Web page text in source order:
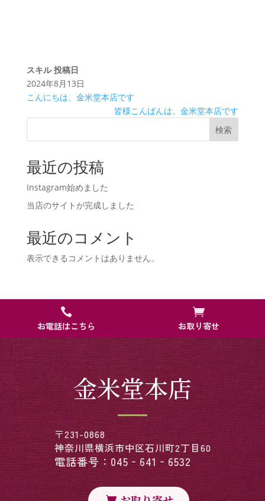
スキル 投稿日
2024年8月13日
こんにちは、金米堂本店です
皆様こんばんは、金米堂本店です
検索
最近の投稿
Instagram始めました
当店のサイトが完成しました
最近のコメント
表示できるコメントはありません。

お電話はこちら

お取り寄せ
金米堂本店
〒231-0868
神奈川県横浜市中区石川町2丁目60
電話番号：045‐641‐6532